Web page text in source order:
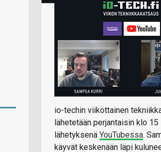
io-techin viikottainen
lähetetään perjantaisin klo 15
lähetyksenä YouTubessa.
käyvät keskenään läpi